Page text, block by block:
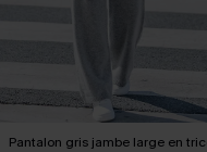
Pantalon gris jambe large en